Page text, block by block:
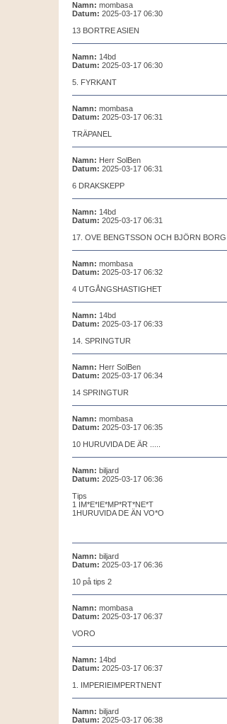
Namn: mombasa
Datum: 2025-03-17 06:30
13 BORTRE ASIEN
Namn: 14bd
Datum: 2025-03-17 06:30
5. FYRKANT
Namn: mombasa
Datum: 2025-03-17 06:31
TRÄPANEL
Namn: Herr SolBen
Datum: 2025-03-17 06:31
6 DRAKSKEPP
Namn: 14bd
Datum: 2025-03-17 06:31
17. OVE BENGTSSON OCH BJÖRN BORG
Namn: mombasa
Datum: 2025-03-17 06:32
4 UTGÅNGSHASTIGHET
Namn: 14bd
Datum: 2025-03-17 06:33
14. SPRINGTUR
Namn: Herr SolBen
Datum: 2025-03-17 06:34
14 SPRINGTUR
Namn: mombasa
Datum: 2025-03-17 06:35
10 HURUVIDA DE ÄR .....
Namn: biljard
Datum: 2025-03-17 06:36
Tips
1 IM*E*IE*MP*RT*NE*T
1HURUVIDA DE ÄN VO*O
Namn: biljard
Datum: 2025-03-17 06:36
10 på tips 2
Namn: mombasa
Datum: 2025-03-17 06:37
VORO
Namn: 14bd
Datum: 2025-03-17 06:37
1. IMPERIEIMPERTNENT
Namn: biljard
Datum: 2025-03-17 06:38